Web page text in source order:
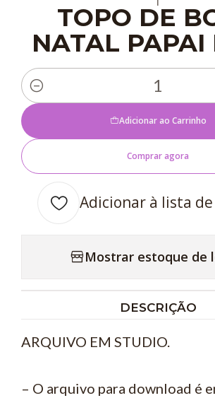
TOPO DE
NATAL PAPAI
Quantidade
Adicionar ao Carrinho
Comprar agora
Adicionar à lista
Mostrar estoque de
DESCRIÇÃO
ARQUIVO EM STUDIO.
– O arquivo para download é